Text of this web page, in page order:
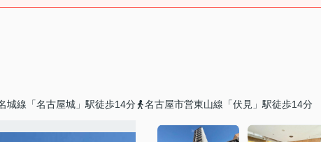
城線「名古屋城」駅徒歩14分 名古屋市営東山線「伏見」駅徒歩14分